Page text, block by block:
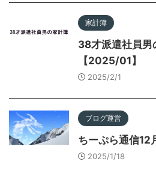
家計簿
38才派遣社員男
【2025/01】
2025/2/1
ブログ運営
ちーぷら通信12
2025/1/18